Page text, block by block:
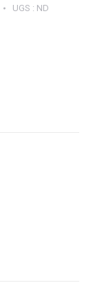
UGS : ND